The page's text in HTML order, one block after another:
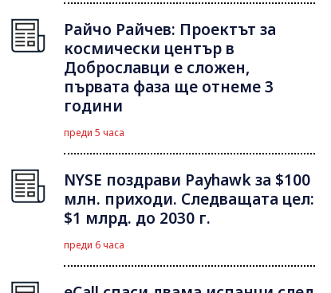
Райчо Райчев: Проектът за
космически център в
Доброславци е сложен,
първата фаза ще отнеме 3
години
преди 5 часа
NYSE поздрави Payhawk за $100
млн. приходи. Следващата цел:
$1 млрд. до 2030 г.
преди 6 часа